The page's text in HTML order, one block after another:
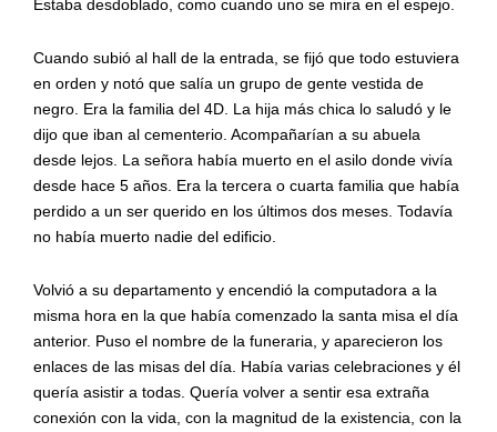
Estaba desdoblado, como cuando uno se mira en el espejo.
Cuando subió al hall de la entrada, se fijó que todo estuviera
en orden y notó que salía un grupo de gente vestida de
negro. Era la familia del 4D. La hija más chica lo saludó y le
dijo que iban al cementerio. Acompañarían a su abuela
desde lejos. La señora había muerto en el asilo donde vivía
desde hace 5 años. Era la tercera o cuarta familia que había
perdido a un ser querido en los últimos dos meses. Todavía
no había muerto nadie del edificio.
Volvió a su departamento y encendió la computadora a la
misma hora en la que había comenzado la santa misa el día
anterior. Puso el nombre de la funeraria, y aparecieron los
enlaces de las misas del día. Había varias celebraciones y él
quería asistir a todas. Quería volver a sentir esa extraña
conexión con la vida, con la magnitud de la existencia, con la